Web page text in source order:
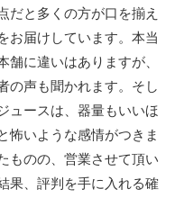
だと多くの方が口を揃え
お届けしています。本当
に違いはありますが、
の声も聞かれます。そし
ュースは、器量もいいほ
怖いような感情がつきま
ものの、営業させて頂い
果、評判を手に入れる確